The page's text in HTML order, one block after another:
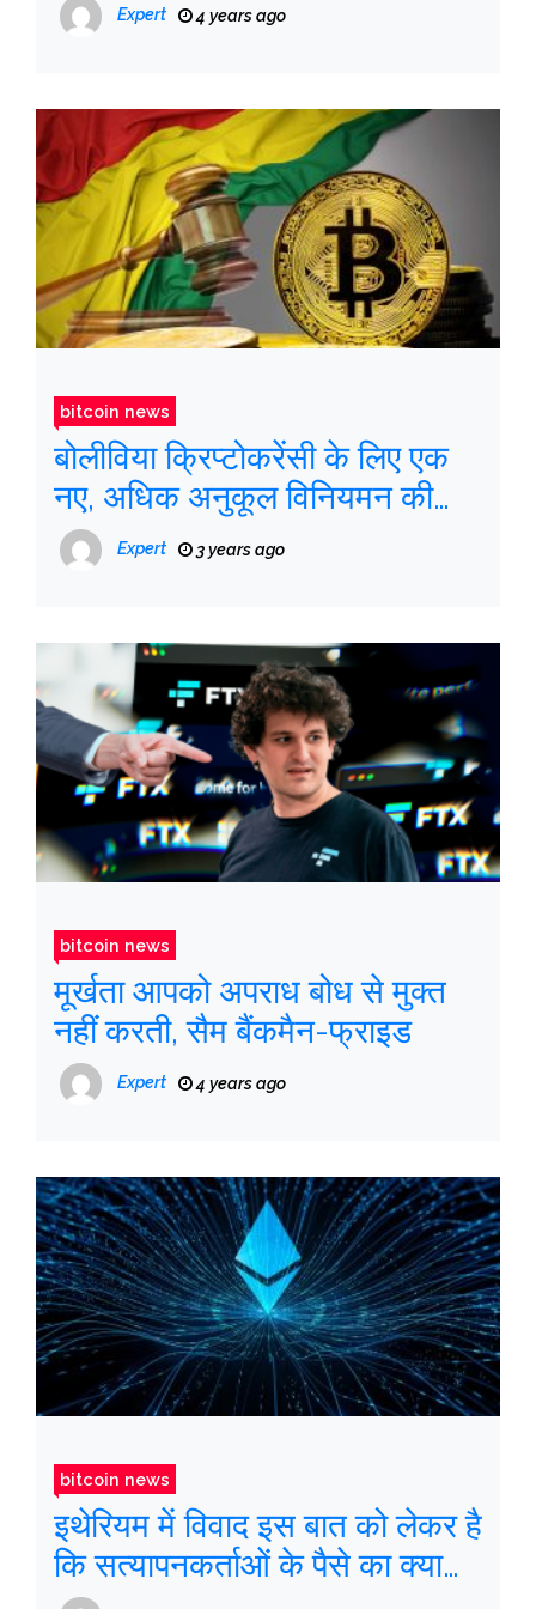
Expert 4 years ago
bitcoin news
बोलीविया क्रिप्टोकरेंसी के लिए एक
नए, अधिक अनुकूल विनियमन की
प्रतीक्षा कर रहा है
Expert 3 years ago
bitcoin news
मूर्खता आपको अपराध बोध से मुक्त
नहीं करती, सैम बैंकमैन-फ्राइड
Expert 4 years ago
bitcoin news
इथेरियम में विवाद इस बात को लेकर है
कि सत्यापनकर्ताओं के पैसे का क्या